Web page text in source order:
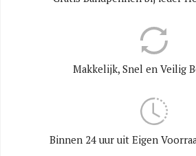
Makkelijk, Snel en Veilig
Binnen 24 uur uit Eigen